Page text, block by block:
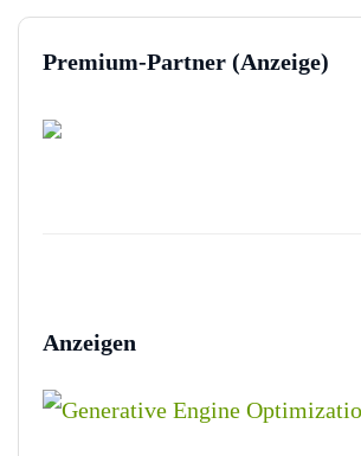
Premium-Partner (Anzeige)
Anzeigen